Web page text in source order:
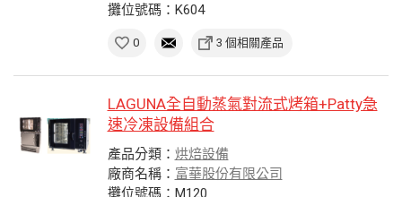
攤位號碼：K604
0 3 個相關產品
LAGUNA全自動蒸氣對流式烤箱+Patty急
速冷凍設備組合
產品分類： 烘焙設備
廠商名稱： 富華股份有限公司
攤位號碼：M120